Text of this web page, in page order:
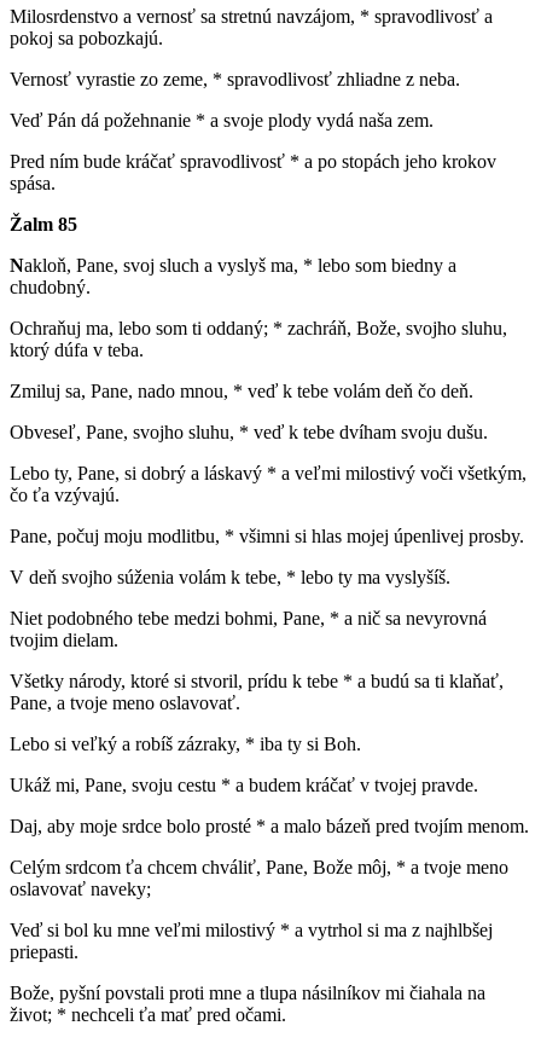
Milosrdenstvo a vernosť sa stretnú navzájom, * spravodlivosť a
pokoj sa pobozkajú.
Vernosť vyrastie zo zeme, * spravodlivosť zhliadne z neba.
Veď Pán dá požehnanie * a svoje plody vydá naša zem.
Pred ním bude kráčať spravodlivosť * a po stopách jeho krokov
spása.
Žalm 85
Nakloň, Pane, svoj sluch a vyslyš ma, * lebo som biedny a
chudobný.
Ochraňuj ma, lebo som ti oddaný; * zachráň, Bože, svojho sluhu,
ktorý dúfa v teba.
Zmiluj sa, Pane, nado mnou, * veď k tebe volám deň čo deň.
Obveseľ, Pane, svojho sluhu, * veď k tebe dvíham svoju dušu.
Lebo ty, Pane, si dobrý a láskavý * a veľmi milostivý voči všetkým,
čo ťa vzývajú.
Pane, počuj moju modlitbu, * všimni si hlas mojej úpenlivej prosby.
V deň svojho súženia volám k tebe, * lebo ty ma vyslyšíš.
Niet podobného tebe medzi bohmi, Pane, * a nič sa nevyrovná
tvojim dielam.
Všetky národy, ktoré si stvoril, prídu k tebe * a budú sa ti klaňať,
Pane, a tvoje meno oslavovať.
Lebo si veľký a robíš zázraky, * iba ty si Boh.
Ukáž mi, Pane, svoju cestu * a budem kráčať v tvojej pravde.
Daj, aby moje srdce bolo prosté * a malo bázeň pred tvojím menom.
Celým srdcom ťa chcem chváliť, Pane, Bože môj, * a tvoje meno
oslavovať naveky;
Veď si bol ku mne veľmi milostivý * a vytrhol si ma z najhlbšej
priepasti.
Bože, pyšní povstali proti mne a tlupa násilníkov mi čiahala na
život; * nechceli ťa mať pred očami.